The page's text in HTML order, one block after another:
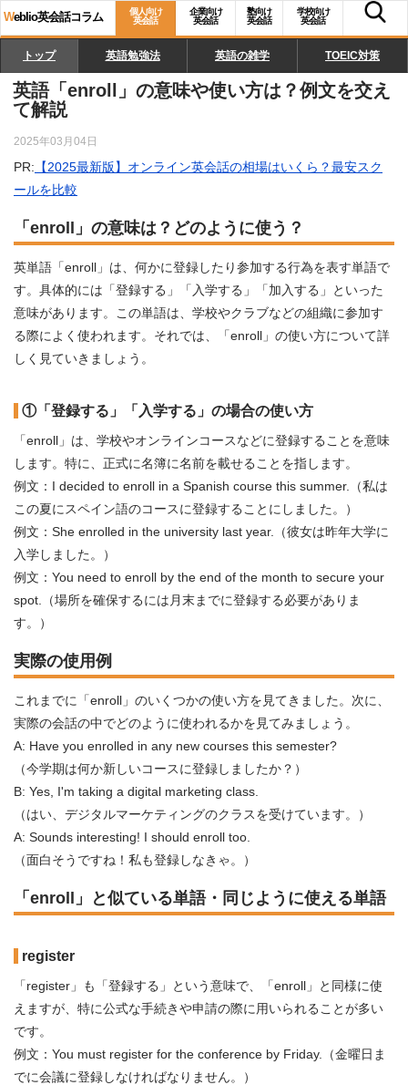
Weblio英会話コラム
個人向け
英会話
企業向け
英会話
塾向け
英会話
学校向け
英会話
トップ 英語勉強法 英語の雑学 TOEIC対策
英語「enroll」の意味や使い方は？例文を交え
て解説
2025年03月04日
PR: 【2025最新版】オンライン英会話の相場はいくら？最安スク
ールを比較
「enroll」の意味は？どのように使う？
英単語「enroll」は、何かに登録したり参加する行為を表す単語で
す。具体的には「登録する」「入学する」「加入する」といった
意味があります。この単語は、学校やクラブなどの組織に参加す
る際によく使われます。それでは、「enroll」の使い方について詳
しく見ていきましょう。
①「登録する」「入学する」の場合の使い方
「enroll」は、学校やオンラインコースなどに登録することを意味
します。特に、正式に名簿に名前を載せることを指します。
例文：I decided to enroll in a Spanish course this summer.（私は
この夏にスペイン語のコースに登録することにしました。）
例文：She enrolled in the university last year.（彼女は昨年大学に
入学しました。）
例文：You need to enroll by the end of the month to secure your
spot.（場所を確保するには月末までに登録する必要がありま
す。）
実際の使用例
これまでに「enroll」のいくつかの使い方を見てきました。次に、
実際の会話の中でどのように使われるかを見てみましょう。
A: Have you enrolled in any new courses this semester?
（今学期は何か新しいコースに登録しましたか？）
B: Yes, I'm taking a digital marketing class.
（はい、デジタルマーケティングのクラスを受けています。）
A: Sounds interesting! I should enroll too.
（面白そうですね！私も登録しなきゃ。）
「enroll」と似ている単語・同じように使える単語
register
「register」も「登録する」という意味で、「enroll」と同様に使
えますが、特に公式な手続きや申請の際に用いられることが多い
です。
例文：You must register for the conference by Friday.（金曜日ま
でに会議に登録しなければなりません。）